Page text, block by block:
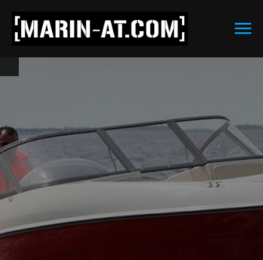
Windboat?
6 моделей ·
от 5 000 ₽
Нижний Новгород